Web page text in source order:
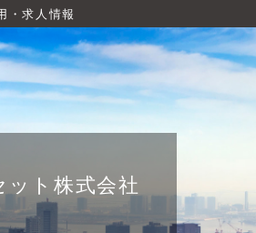
・求人情報
ット株式会社